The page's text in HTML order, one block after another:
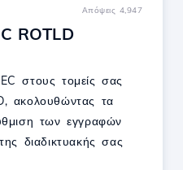
Απόψεις 4,947
ROTLD
στους τομείς σας
ακολουθώντας τα
των εγγραφών
διαδικτυακής σας